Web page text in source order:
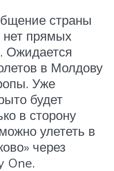
страны
прямых
Ожидается
в Молдову
Уже
будет
в сторону
улететь в
через
One.